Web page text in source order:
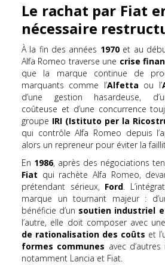
Le rachat par Fiat
nécessaire
À la fin des années 1970et au
Alfa Romeo traverse une crise
que la marque continue de
marquants comme l’Alfetta ou l’
d’une gestion hasardeuse,
coûteuse et d’une concurrence
groupe IRI (Istituto per la
qui contrôle Alfa Romeo depuis
alors un repreneur pour éviter la
En 1986, après des négociations
Fiat qui rachète Alfa Romeo,
prétendant sérieux, Ford.
marque un tournant majeur :
bénéficie d’un soutien industriel
l’autre, elle doit composer avec
de rationalisation des coûts et
formes communes avec
notamment Lancia et Fiat.